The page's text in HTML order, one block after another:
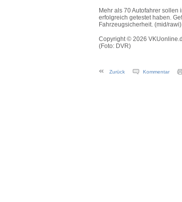
Mehr als 70 Autofahrer sollen
erfolgreich getestet haben.
Fahrzeugsicherheit. (mid/rawi)
Copyright © 2026
(Foto: DVR)
Zurück Kommentar